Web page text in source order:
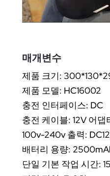
매개변수
제품 크기:
제품 모델: HC16002
충전 인터페이스: DC
충전 케이블: 12V 어
100v-240v 출력:
배터리 용량:
단일 기본 작업 시간: